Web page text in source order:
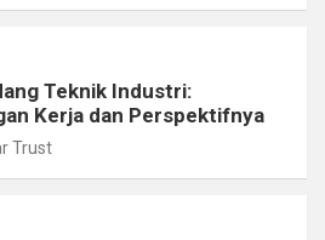
Teknik Industri:
Kerja dan Perspektifnya
Trust